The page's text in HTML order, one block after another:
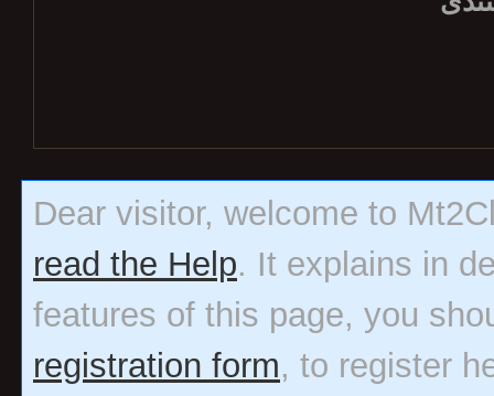
Dear visitor, welcome to
read the Help. It explains in
features of this page, you
registration form, to register